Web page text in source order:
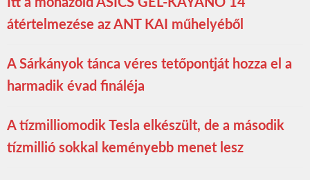
Itt a mohazöld ASICS GEL-KAYANO 14
átértelmezése az ANT KAI műhelyéből
A Sárkányok tánca véres tetőpontját hozza el a
harmadik évad fináléja
A tízmilliomodik Tesla elkészült, de a második
tízmillió sokkal keményebb menet lesz